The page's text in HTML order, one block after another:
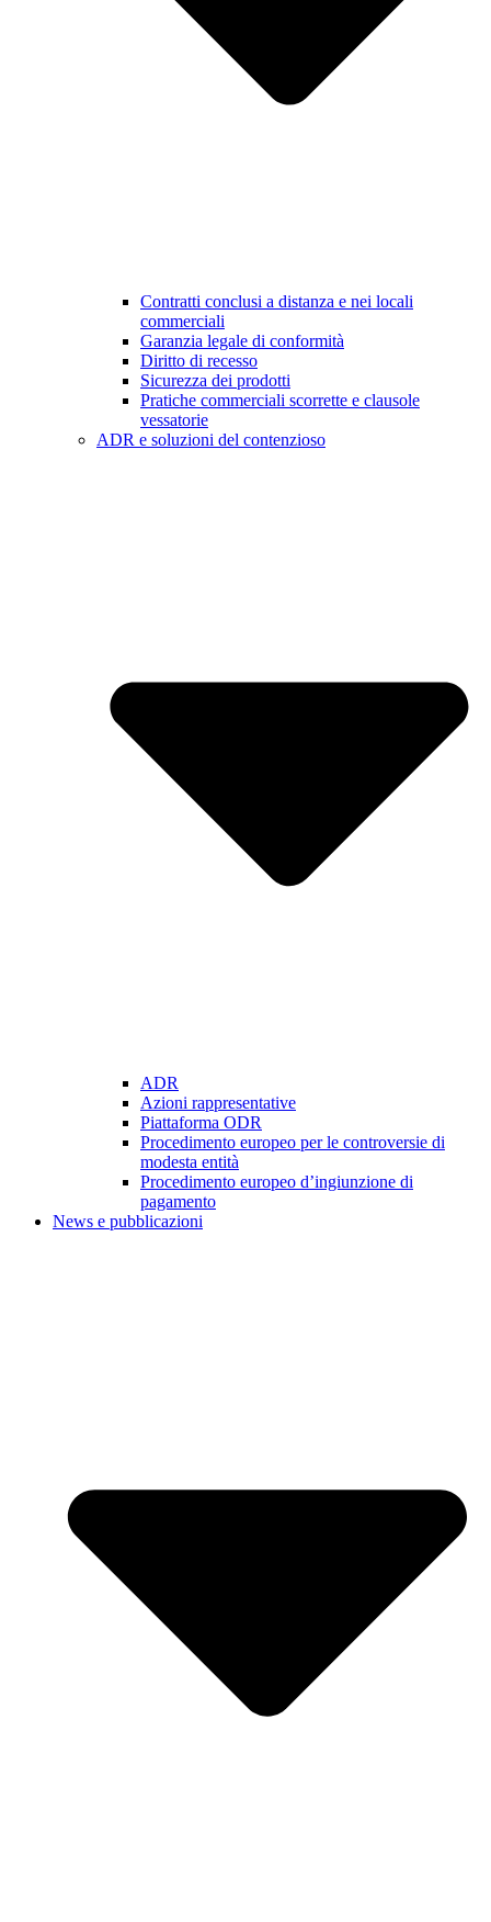
Contratti conclusi a distanza e nei locali
commerciali
Garanzia legale di conformità
Diritto di recesso
Sicurezza dei prodotti
Pratiche commerciali scorrette e clausole
vessatorie
ADR e soluzioni del contenzioso
ADR
Azioni rappresentative
Piattaforma ODR
Procedimento europeo per le controversie di
modesta entità
Procedimento europeo d’ingiunzione di
pagamento
News e pubblicazioni